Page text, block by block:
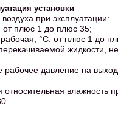
установки
при эксплуатации:
от плюс 1 до плюс 35;
°C: от плюс 1 до
жидкости,
рабочее давление на
влажность